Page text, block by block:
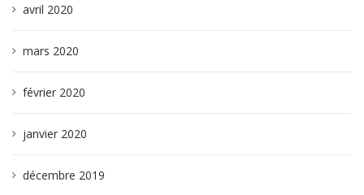
avril 2020
mars 2020
février 2020
janvier 2020
décembre 2019